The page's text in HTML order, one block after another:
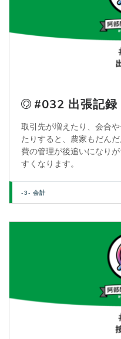
#032 出張記録
取引先が増えたり、会合
たりすると、農家もだん
費の管理が後追いになり
すくなります。
-3- 会計